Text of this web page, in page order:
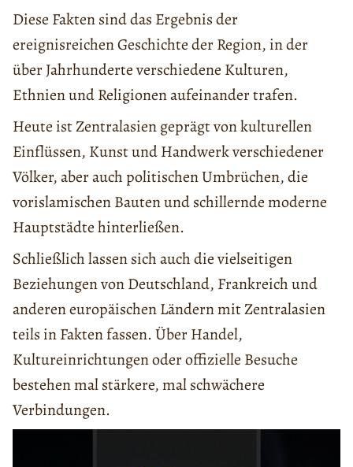
Diese Fakten sind das Ergebnis der
ereignisreichen Geschichte der Region, in der
über Jahrhunderte verschiedene Kulturen,
Ethnien und Religionen aufeinander trafen.
Heute ist Zentralasien geprägt von kulturellen
Einflüssen, Kunst und Handwerk verschiedener
Völker, aber auch politischen Umbrüchen, die
vorislamischen Bauten und schillernde moderne
Hauptstädte hinterließen.
Schließlich lassen sich auch die vielseitigen
Beziehungen von Deutschland, Frankreich und
anderen europäischen Ländern mit Zentralasien
teils in Fakten fassen. Über Handel,
Kultureinrichtungen oder offizielle Besuche
bestehen mal stärkere, mal schwächere
Verbindungen.